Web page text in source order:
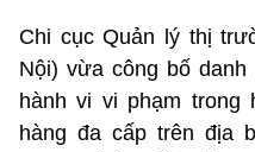
Chi cục Quản lý thị
Nội) vừa công bố
hành vi vi phạm trong
hàng đa cấp trên địa